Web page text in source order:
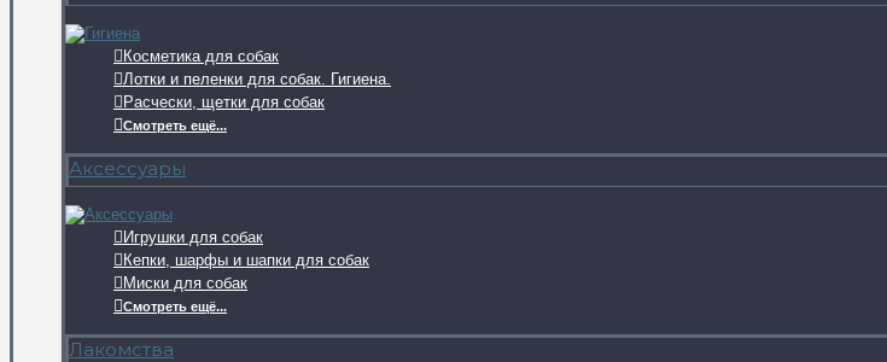
Косметика для собак
Лотки и пеленки для собак. Гигиена.
Расчески, щетки для собак
Смотреть ещё...
Аксессуары
Игрушки для собак
Кепки, шарфы и шапки для собак
Миски для собак
Смотреть ещё...
Лакомства